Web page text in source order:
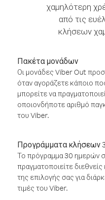
χαμηλότερη
από τις
κλήσεων
Πακέτα μονάδων
Οι μονάδες Viber Out
όταν αγοράζετε κάποιο
μπορείτε να
οποιονδήποτε αριθμό
του Viber.
Προγράμματα κλήσεων
Το πρόγραμμα 30 ημερών
πραγματοποιείτε
της επιλογής σας για
τιμές του Viber.